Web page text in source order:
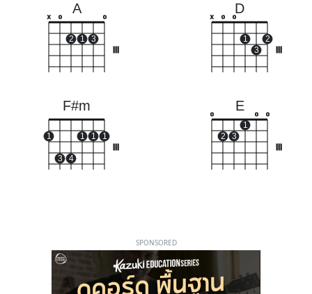
A
x o
2 1 3
o
D
x o o
1
3
2
F#m
1
3 4
1 1 1
E
o
2 3
1
o o
SPONSORED